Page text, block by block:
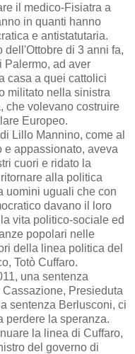
il medico-Fisiatra a
in quanti hanno
e antistatutaria.
dell'Ottobre di 3 anni fa,
Palermo, ad aver
casa a quei cattolici
militato nella sinistra
che volevano costruire
Europeo.
Lillo Mannino, come al
e appassionato, aveva
cuori e ridato la
alla politica
uomini uguali che con
davano il loro
vita politico-sociale ed
popolari nelle
della linea politica del
Totò Cuffaro.
una sentenza
Presieduta
sentenza Berlusconi, ci
perdere la speranza.
la linea di Cuffaro,
del governo di